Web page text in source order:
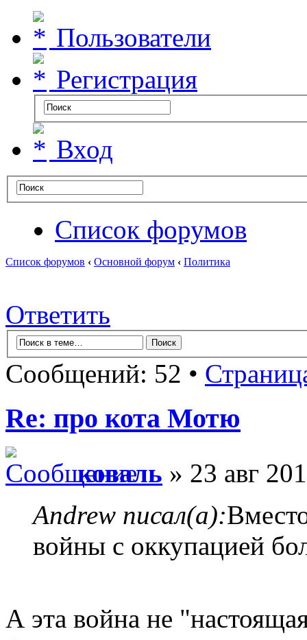
Пользователи
Регистрация
Вход
Список форумов
Список форумов ‹ Основной форум ‹ Политика
Ответить
Сообщений: 52 •
Re: про кота Мотю
коваль » 23 авг
Andrew писал(а):
войны с оккупацией
А эта война не